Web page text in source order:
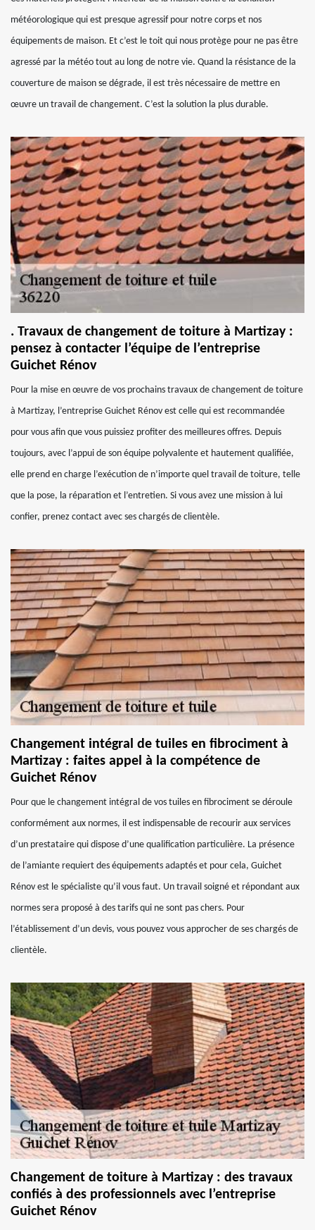
météorologique qui est presque agressif pour notre corps et nos
équipements de maison. Et c’est le toit qui nous protège pour ne pas être
agressé par la météo tout au long de notre vie. Quand la résistance de la
couverture de maison se dégrade, il est très nécessaire de mettre en
œuvre un travail de changement. C’est la solution la plus durable.
. Travaux de changement de toiture à Martizay :
pensez à contacter l’équipe de l’entreprise
Guichet Rénov
Pour la mise en œuvre de vos prochains travaux de changement de toiture
à Martizay, l’entreprise Guichet Rénov est celle qui est recommandée
pour vous afin que vous puissiez profiter des meilleures offres. Depuis
toujours, avec l’appui de son équipe polyvalente et hautement qualifiée,
elle prend en charge l’exécution de n’importe quel travail de toiture, telle
que la pose, la réparation et l’entretien. Si vous avez une mission à lui
confier, prenez contact avec ses chargés de clientèle.
Changement intégral de tuiles en fibrociment à
Martizay : faites appel à la compétence de
Guichet Rénov
Pour que le changement intégral de vos tuiles en fibrociment se déroule
conformément aux normes, il est indispensable de recourir aux services
d’un prestataire qui dispose d’une qualification particulière. La présence
de l’amiante requiert des équipements adaptés et pour cela, Guichet
Rénov est le spécialiste qu’il vous faut. Un travail soigné et répondant aux
normes sera proposé à des tarifs qui ne sont pas chers. Pour
l’établissement d’un devis, vous pouvez vous approcher de ses chargés de
clientèle.
Changement de toiture à Martizay : des travaux
confiés à des professionnels avec l’entreprise
Guichet Rénov